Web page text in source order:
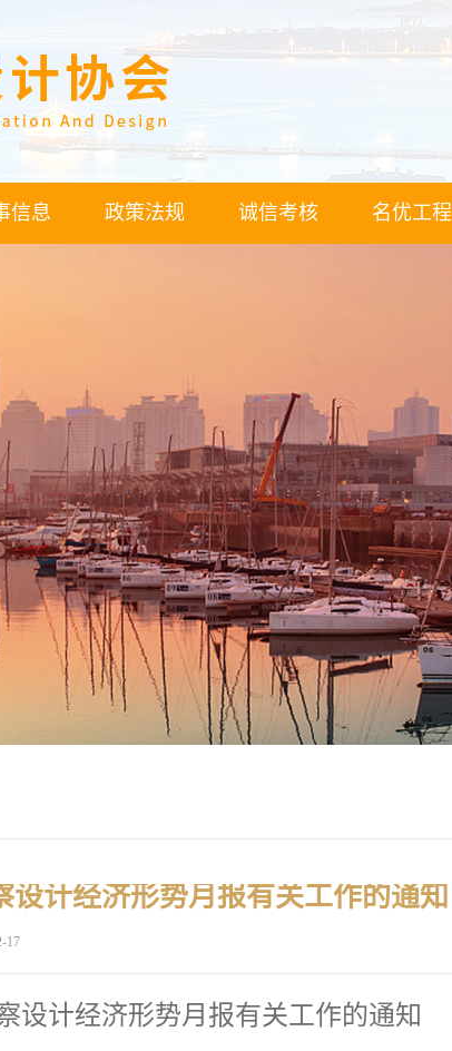
信息 政策法规 诚信考核 名优工程
设计经济形势月报有关工作的通知
17
设计经济形势月报有关工作的通知